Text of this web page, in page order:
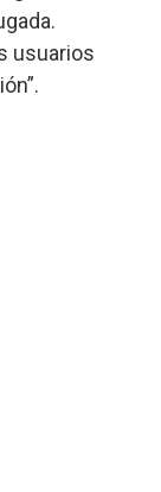
usuarios